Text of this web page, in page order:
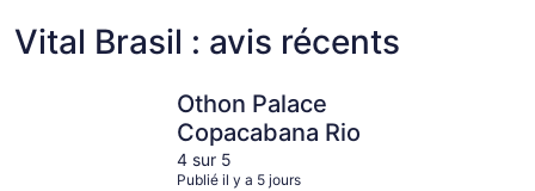
Vital Brasil : avis récents
Othon Palace
Copacabana Rio
4 sur 5
Publié il y a 5 jours